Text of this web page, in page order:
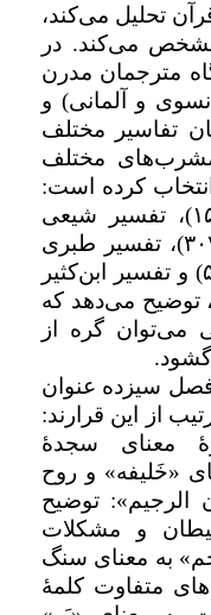
تحلیل می‌کند،
می‌کند. در
مترجمان مدرن
و آلمانی) و
تفاسیر مختلف
مشرب‌های مختلف
کرده است:
تفسیر مُقاتل بن ‌سلیمان (د. ۱۵۰)، تفسیر شیعی
علی بن ابراهیم قمی (د. بعد از ۳۰۷)، تفسیر طبری
(د. ۳۱۰)، تفسیر زمخشری (د. ۵۳۸) و تفسیر ابن‌کثیر
توضیح می‌دهد که
می‌توان گره از
گشود.
فصل سیزده عنوان
از این قرارند:
معنای سجدۀ
(بقره:‌۳۰) و معنای «خَلیفه» و روح
الرجیم»: توضیح
و مشکلات
به معنای سنگ
متفاوت کلمۀ